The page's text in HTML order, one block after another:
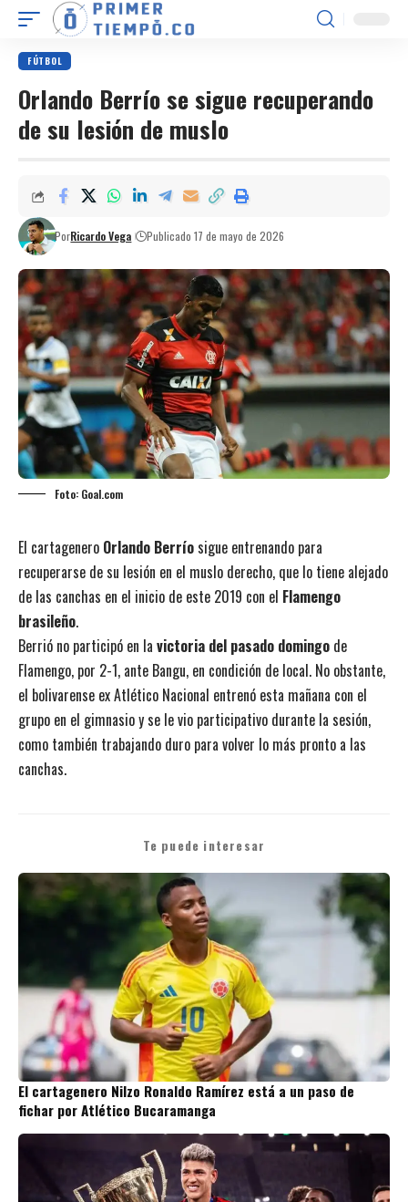
FÚTBOL
Orlando Berrío se sigue recuperando
de su lesión de muslo
PorRicardo Vega Publicado 17 de mayo de 2026
Foto: Goal.com
El cartagenero Orlando Berríosigue entrenando para
recuperarse de su lesión en el muslo derecho, que lo tiene alejado
de las canchas en el inicio de este 2019 con el Flamengo
brasileño.
Berrió no participó en la victoria del pasado domingo de
Flamengo, por 2-1, ante Bangu, en condición de local. No obstante,
el bolivarense ex Atlético Nacional entrenó esta mañana con el
grupo en el gimnasio y se le vio participativo durante la sesión,
como también trabajando duro para volver lo más pronto a las
canchas.
Te puede interesar
El cartagenero Nilzo Ronaldo Ramírez está a un paso de
fichar por Atlético Bucaramanga